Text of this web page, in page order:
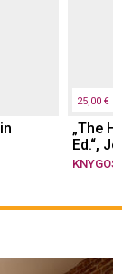
25,00 €
„The
Ed.“,
KNYGOS